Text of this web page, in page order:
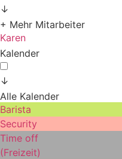
↓
+ Mehr Mitarbeiter
Karen
Kalender
↓
Alle Kalender
Barista
Security
Time off
(Freizeit)